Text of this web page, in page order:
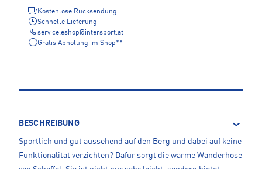
Kostenlose Rücksendung
Schnelle Lieferung
service.eshop@ intersport.at
Gratis Abholung im Shop**
BESCHREIBUNG
Sportlich und gut aussehend auf den Berg und dabei auf keine
Funktionalität verzichten? Dafür sorgt die warme Wanderhose